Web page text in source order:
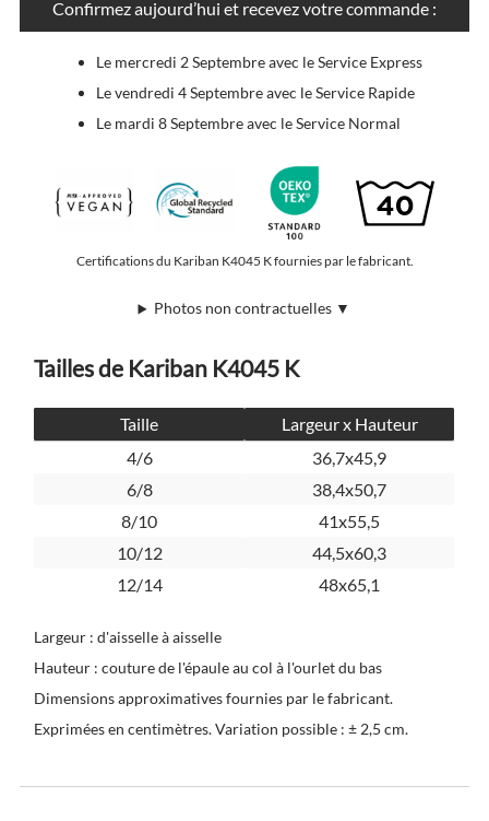
Confirmez aujourd’hui et recevez votre commande :
Le mercredi 2 Septembre avec le Service Express
Le vendredi 4 Septembre avec le Service Rapide
Le mardi 8 Septembre avec le Service Normal
Certifications du Kariban K4045 K fournies par le fabricant.
Photos non contractuelles ▼
Tailles de Kariban K4045 K
Taille
Largeur x Hauteur
4/6
36,7x45,9
6/8
38,4x50,7
8/10
41x55,5
10/12
44,5x60,3
12/14
48x65,1
Largeur : d'aisselle à aisselle
Hauteur : couture de l'épaule au col à l'ourlet du bas
Dimensions approximatives fournies par le fabricant.
Exprimées en centimètres. Variation possible : ± 2,5 cm.